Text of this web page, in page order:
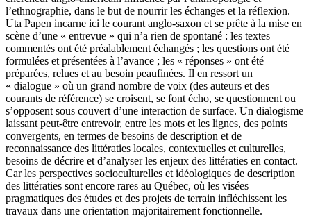
l’ethnographie, dans le but de nourrir les échanges et la réflexion.
Uta Papen incarne ici le courant anglo-saxon et se prête à la mise en
scène d’une « entrevue » qui n’a rien de spontané : les textes
commentés ont été préalablement échangés ; les questions ont été
formulées et présentées à l’avance ; les « réponses » ont été
préparées, relues et au besoin peaufinées. Il en ressort un
« dialogue » où un grand nombre de voix (des auteurs et des
courants de référence) se croisent, se font écho, se questionnent ou
s’opposent sous couvert d’une interaction de surface. Un dialogisme
laissant peut-être entrevoir, entre les mots et les lignes, des points
convergents, en termes de besoins de description et de
reconnaissance des littératies locales, contextuelles et culturelles,
besoins de décrire et d’analyser les enjeux des littératies en contact.
Car les perspectives socioculturelles et idéologiques de description
des littératies sont encore rares au Québec, où les visées
pragmatiques des études et des projets de terrain infléchissent les
travaux dans une orientation majoritairement fonctionnelle.